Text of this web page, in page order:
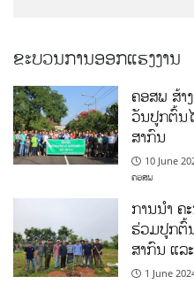
ຂະບວນການອອກແຮງງານ
ຄອສພ ສ້າ
ວັນປູກຕົ້ນ
ສາກົນ
10 June
ຄອສພ
ການນໍາ ຄ
ຮ່ວມປູກຕົ້
ສາກົນ ແລ
1 June